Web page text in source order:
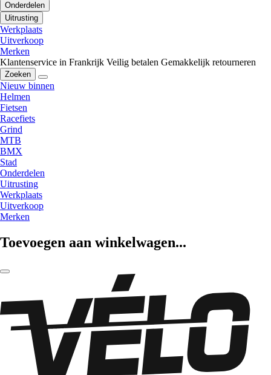
Onderdelen
Uitrusting
Werkplaats
Uitverkoop
Merken
Klantenservice in Frankrijk Veilig betalen Gemakkelijk retourneren
Zoeken
Nieuw binnen
Helmen
Fietsen
Racefiets
Grind
MTB
BMX
Stad
Onderdelen
Uitrusting
Werkplaats
Uitverkoop
Merken
Toevoegen aan winkelwagen...